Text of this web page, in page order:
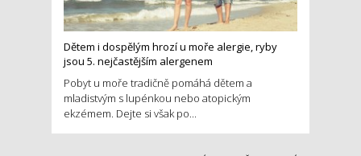
Dětem i dospělým hrozí u moře alergie, ryby
jsou 5. nejčastějším alergenem
Pobyt u moře tradičně pomáhá dětem a
mladistvým s lupénkou nebo atopickým
ekzémem. Dejte si však po...